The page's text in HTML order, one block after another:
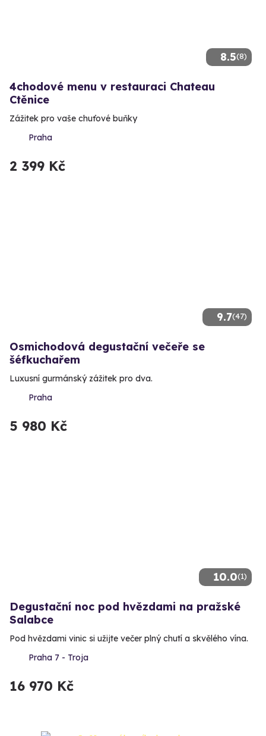
8.5(8)
4chodové menu v restauraci Chateau
Ctěnice
Zážitek pro vaše chuťové buňky
Praha
2 399 Kč
9.7(47)
Osmichodová degustační večeře se
šéfkuchařem
Luxusní gurmánský zážitek pro dva.
Praha
5 980 Kč
10.0(1)
Degustační noc pod hvězdami na pražské
Salabce
Pod hvězdami vinic si užijte večer plný chutí a skvělého vína.
Praha 7 - Troja
16 970 Kč